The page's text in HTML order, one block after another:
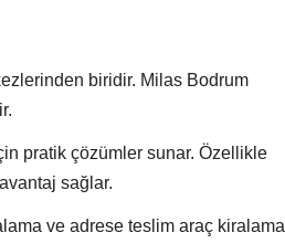
biridir. Milas Bodrum
pratik çözümler sunar. Özellikle
sağlar.
ve adrese teslim araç kiralama